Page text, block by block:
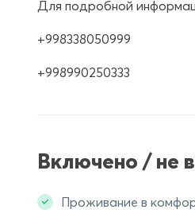
Для подробной
+998338050999
+998990250333
Включено / не
Проживание в